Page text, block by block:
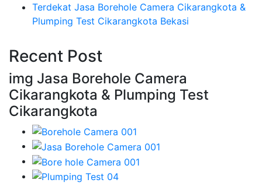
Terdekat Jasa Borehole Camera Cikarangkota &
Plumping Test Cikarangkota Bekasi
Recent Post
img Jasa Borehole Camera
Cikarangkota & Plumping Test
Cikarangkota